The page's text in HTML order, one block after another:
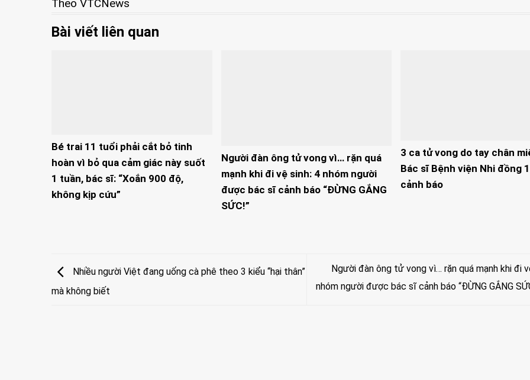
Theo VTCNews
Bài viết liên quan
Bé trai 11 tuổi phải cắt bỏ tinh
hoàn vì bỏ qua cảm giác này suốt
1 tuần, bác sĩ: “Xoắn 900 độ,
không kịp cứu”
Người đàn ông tử vong vì… rặn quá
mạnh khi đi vệ sinh: 4 nhóm người
được bác sĩ cảnh báo “ĐỪNG GẮNG
SỨC!”
3 ca tử vong do tay chân
Bác sĩ Bệnh viện Nhi đồng
cảnh báo
Nhiều người Việt đang uống cà phê theo 3 kiểu “hại thân”
mà không biết
Người đàn ông tử vong vì… rặn quá mạnh khi đi
nhóm người được bác sĩ cảnh báo “ĐỪNG GẮNG